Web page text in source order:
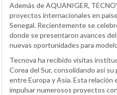
Además de AQUANIGER,
proyectos internacionales en
Senegal. Recientemente se
donde se presentaron avances
nuevas oportunidades para
Tecnova ha recibido visitas
Corea del Sur, consolidando así
entre Europa y Asia. Esta
impulsar numerosos proyectos